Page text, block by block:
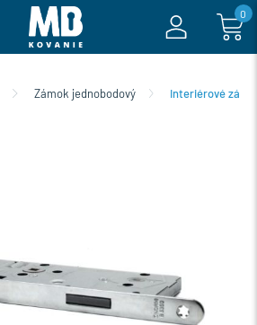
0
Zámok jednobodový Interiérové